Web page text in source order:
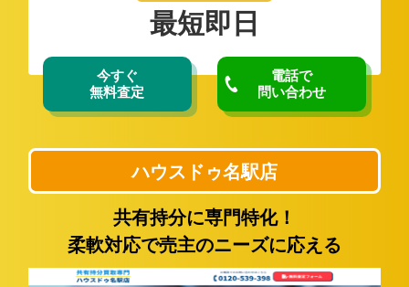
最短即日
今すぐ
無料査定
電話で
問い合わせ
ハウスドゥ名駅店
共有持分に専門特化！
柔軟対応で売主のニーズに応える